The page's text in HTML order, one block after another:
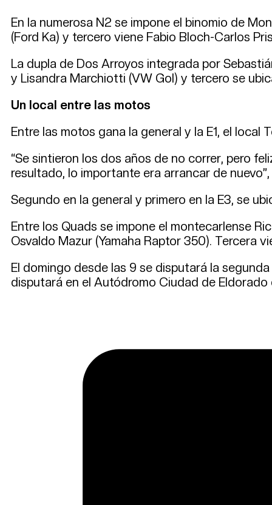
En la numerosa N2 se impone el binomio de
(Ford Ka) y tercero viene Fabio Bloch-Carlos
La dupla de Dos Arroyos integrada por
y Lisandra Marchiotti (VW Gol) y tercero se
Un local entre las motos
Entre las motos gana la general y la E1, el local
“Se sintieron los dos años de no correr, pero
resultado, lo importante era arrancar de
Segundo en la general y primero en la E3, se
Entre los Quads se impone el montecarlense
Osvaldo Mazur (Yamaha Raptor 350). Tercera
El domingo desde las 9 se disputará la
disputará en el Autódromo Ciudad de